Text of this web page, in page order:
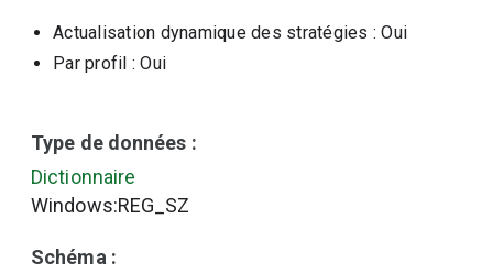
Actualisation dynamique des stratégies : Oui
Par profil : Oui
Type de données :
Dictionnaire
Windows:REG_SZ
Schéma :